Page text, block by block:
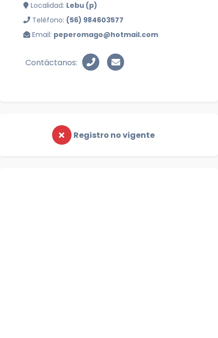
Localidad: Lebu (p)
Teléfono: (56) 984603577
Email: peperomago@hotmail.com
Contáctanos:
Registro no vigente